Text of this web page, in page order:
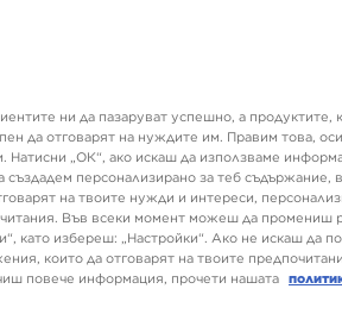
естетиката е основно вдъхновение.
се използват и за ежедневни визии. Какви
Избери уникални спортни облекла
или унисекс вариант. Довери се на
спортисти и градски
Размер Цвят
ни да пазаруват успешно, а продуктите,
да отговарят на нуждите им. Правим това,
Натисни „ОК“, ако искаш да използваме
създадем персонализирано за теб съдържание,
на твоите нужди и интереси,
Във всеки момент можеш да промениш
като избереш: „Настройки“. Ако не искаш да
които да отговарят на твоите
повече информация, прочети нашата